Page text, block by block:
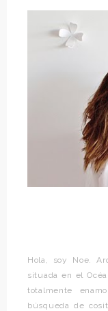
Hola, soy Noe.
situada en el
totalmente
búsqueda de